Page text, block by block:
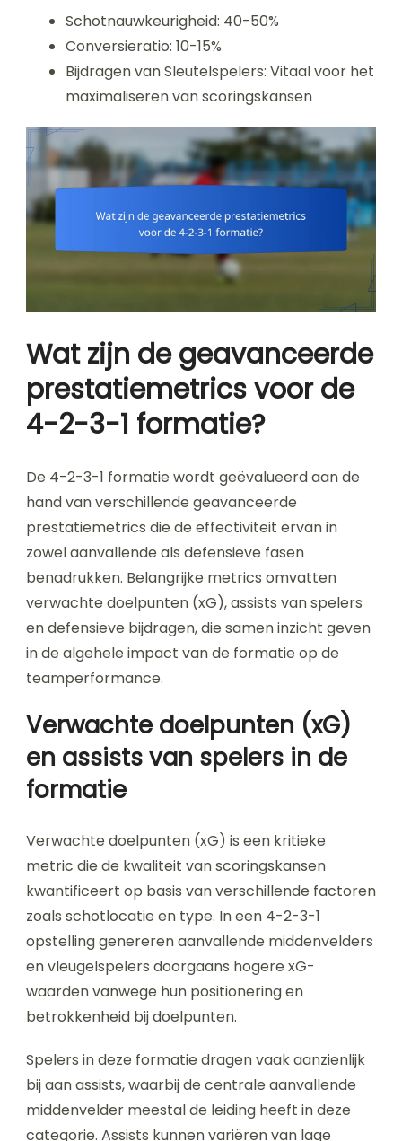
Schotnauwkeurigheid: 40-50%
Conversieratio: 10-15%
Bijdragen van Sleutelspelers: Vitaal voor het
maximaliseren van scoringskansen
Wat zijn de geavanceerde
prestatiemetrics voor de
4-2-3-1 formatie?
De 4-2-3-1 formatie wordt geëvalueerd aan de
hand van verschillende geavanceerde
prestatiemetrics die de effectiviteit ervan in
zowel aanvallende als defensieve fasen
benadrukken. Belangrijke metrics omvatten
verwachte doelpunten (xG), assists van spelers
en defensieve bijdragen, die samen inzicht geven
in de algehele impact van de formatie op de
teamperformance.
Verwachte doelpunten (xG)
en assists van spelers in de
formatie
Verwachte doelpunten (xG) is een kritieke
metric die de kwaliteit van scoringskansen
kwantificeert op basis van verschillende factoren
zoals schotlocatie en type. In een 4-2-3-1
opstelling genereren aanvallende middenvelders
en vleugelspelers doorgaans hogere xG-
waarden vanwege hun positionering en
betrokkenheid bij doelpunten.
Spelers in deze formatie dragen vaak aanzienlijk
bij aan assists, waarbij de centrale aanvallende
middenvelder meestal de leiding heeft in deze
categorie. Assists kunnen variëren van lage